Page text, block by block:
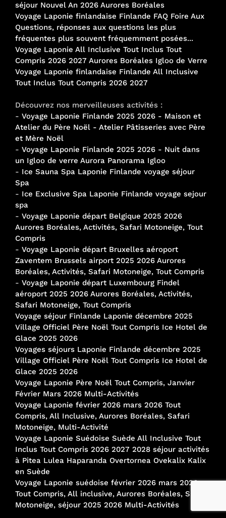
séjour Nouvel An 2026 Aurores Boréales
Voyage Laponie finlandaise Finlande FAQ Foire Aux
Questions, réponses aux questions les plus
fréquentes plus souvent fréquemment posées...
Voyage Laponie All Inclusive Tout Inclus Tout
Compris 2026 2027 Aurores Boréales Igloo de Verre
Voyage Laponie finlandaise Finlande All Inclusive
Tout Inclus Tout Compris 2026 2027
Découvrez nos merveilleuses activités :
- Voyage Laponie Finlande 2025 2026 - Maison et
Atelier du Père Noël - Atelier Pâtisseries avec Père
et Mère Noël
- Voyage Laponie Finlande 2025 2026 - Nuit dans
un Igloo de verre Aurora Panorama Igloo
- Ice Sauna Spa Laponie Finlande voyage séjour
Spa
- Ice Exclusive Spa Laponie Finlande voyage sejour
spa
- Voyage Laponie départ Belgique 2025 2026
Aurores Boréales, Activités, Safari Motoneige, Tout
Compris
- Voyage Laponie départ Bruxelles aéroport
Zaventem Brussels airport 2025 2026 Aurores
Boréales, Activités, Safari Motoneige, Tout Compris
- Voyage Laponie départ Luxembourg Findel
aéroport 2025 2026 Aurores Boréales, Activités,
Safari Motoneige, Tout Compris
Voyage séjour Finlande Laponie décembre 2025
Village Officiel Père Noël Tout Compris Ice Hotel de
Glace 2025 2026
Voyages séjours Laponie Finlande décembre 2025
Village Officiel Père Noël Tout Compris Ice Hotel de
Glace 2025 2026
Voyage Laponie Père Noël Tout Compris, Janvier
Février Mars 2026 Multi-Activités
Voyage Laponie février 2026 mars 2026 Tout
Compris, All Inclusive, Aurores Boréales, Safari
Motoneige, Multi-Activité
Voyage Laponie Suédoise Suède All Inclusive Tout
Inclus Tout Compris 2026 2027 2028 séjour activités
à Pitea Lulea Haparanda Overtornea Ovekalix Kalix
en Suède
Voyage Laponie suédoise février 2026 mars 2026
Tout Compris, All inclusive, Aurores Boréales, Safari
Motoneige, séjour 2025 2026 Multi-Activités